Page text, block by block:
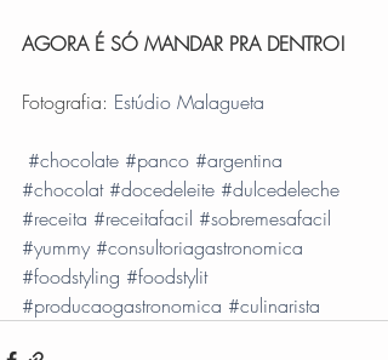
AGORA É SÓ MANDAR PRA DENTRO!
Fotografia: Estúdio Malagueta
#chocolate #panco #argentina
#chocolat #docedeleite #dulcedeleche
#receita #receitafacil #sobremesafacil
#yummy #consultoriagastronomica
#foodstyling #foodstylit
#producaogastronomica #culinarista